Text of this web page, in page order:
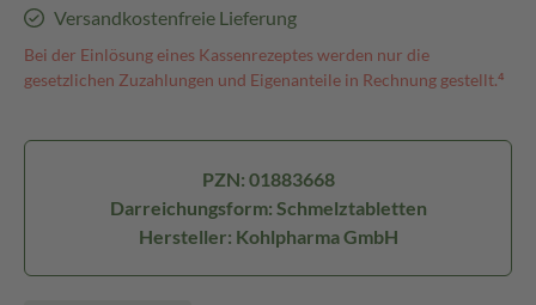
Versandkostenfreie Lieferung
Bei der Einlösung eines Kassenrezeptes werden nur die
gesetzlichen Zuzahlungen und Eigenanteile in Rechnung gestellt.⁴
PZN: 01883668
Darreichungsform: Schmelztabletten
Hersteller: Kohlpharma GmbH